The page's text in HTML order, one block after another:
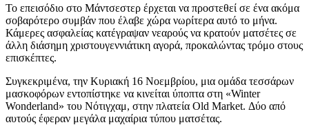
Το επεισόδιο στο Μάντσεστερ έρχεται να προστεθεί σε ένα ακόμα
σοβαρότερο συμβάν που έλαβε χώρα νωρίτερα αυτό το μήνα.
Κάμερες ασφαλείας κατέγραψαν νεαρούς να κρατούν ματσέτες σε
άλλη διάσημη χριστουγεννιάτικη αγορά, προκαλώντας τρόμο στους
επισκέπτες.
Συγκεκριμένα, την Κυριακή 16 Νοεμβρίου, μια ομάδα τεσσάρων
μασκοφόρων εντοπίστηκε να κινείται ύποπτα στη «Winter
Wonderland» του Νότιγχαμ, στην πλατεία Old Market. Δύο από
αυτούς έφεραν μεγάλα μαχαίρια τύπου ματσέτας.